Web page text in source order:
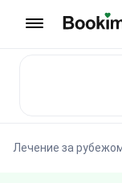
Лечение за